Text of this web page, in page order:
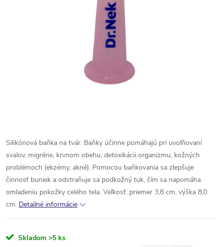
Silikónová baňka na tvár. Baňky účinne pomáhajú pri uvoľňovaní
svalov, migréne, krvnom obehu, detoxikácii organizmu, kožných
problémoch (ekzémy, akné). Pomocou baňkovania sa zlepšuje
činnosť buniek a odstraňuje sa podkožný tuk, čím sa napomáha
omladeniu pokožky celého tela. Veľkosť: priemer 3,8 cm, výška 8,0
cm. Detailné informácie
Skladom >5 ks